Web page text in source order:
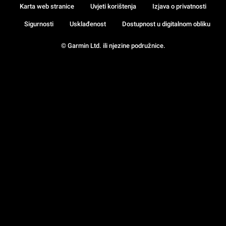
© Garmin Ltd. ili njezine podružnice.
Karta web stranice Uvjeti korištenja Izjava o privatnosti
Sigurnosti Usklađenost Dostupnost u digitalnom obliku